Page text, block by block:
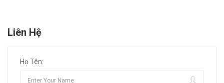
Liên Hệ
Họ Tên: